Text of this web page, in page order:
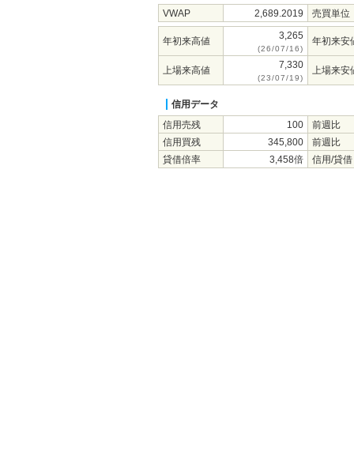
VWAP 2,689.2019 売買単位
年初来高値 3,265
(26/07/16)
年初来安
上場来高値 7,330
(23/07/19)
上場来安
信用データ
信用売残
100
前週比
信用買残
345,800
前週比
貸借倍率
3,458倍 信用/貸借